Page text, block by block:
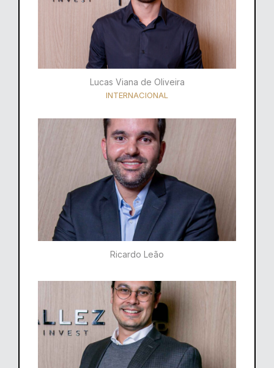
Lucas Viana de Oliveira
INTERNACIONAL
Ricardo Leão​